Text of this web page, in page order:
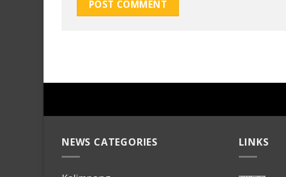
NEWS CATEGORIES LINKS